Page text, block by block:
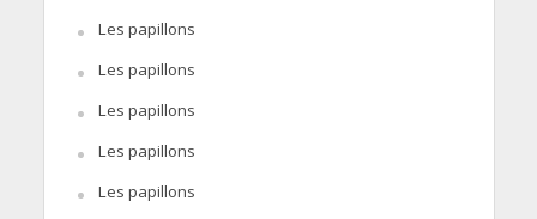
Les papillons
Les papillons
Les papillons
Les papillons
Les papillons